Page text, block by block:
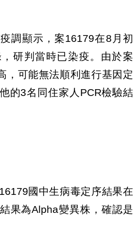
調顯示，案16179在8月初
研判當時已染疫。由於案
，可能無法順利進行基因定
的3名同住家人PCR檢驗結
國中生病毒定序結果在
果為Alpha變異株，確認是